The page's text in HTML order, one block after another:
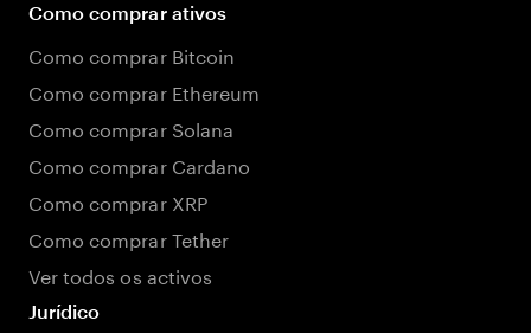
Como comprar ativos
Como comprar Bitcoin
Como comprar Ethereum
Como comprar Solana
Como comprar Cardano
Como comprar XRP
Como comprar Tether
Ver todos os activos
Jurídico